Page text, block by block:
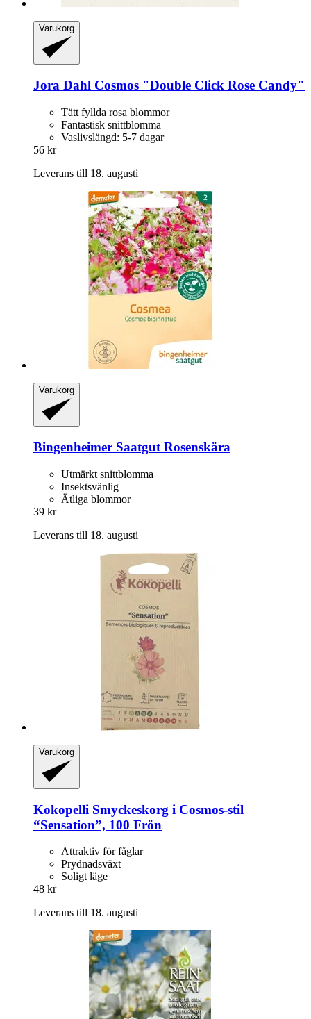
Varukorg
Jora Dahl Cosmos "Double Click Rose Candy"
Tätt fyllda rosa blommor
Fantastisk snittblomma
Vaslivslängd: 5-7 dagar
56 kr
Leverans till 18. augusti
Varukorg
Bingenheimer SaatgutRosenskära
Utmärkt snittblomma
Insektsvänlig
Ätliga blommor
39 kr
Leverans till 18. augusti
Varukorg
Kokopelli Smyckeskorg i Cosmos-​stil
“Sensation”, 100 Frön
Attraktiv för fåglar
Prydnadsväxt
Soligt läge
48 kr
Leverans till 18. augusti